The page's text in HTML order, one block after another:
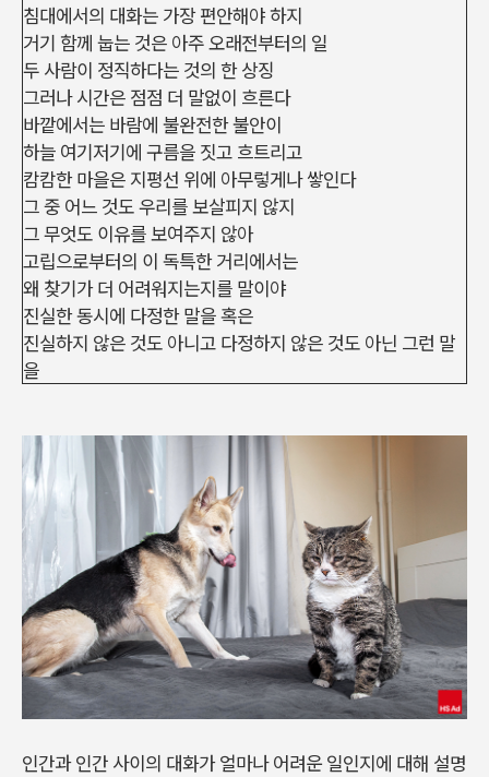
침대에서의 대화는 가장 편안해야 하지
거기 함께 눕는 것은 아주 오래전부터의 일
두 사람이 정직하다는 것의 한 상징
그러나 시간은 점점 더 말없이 흐른다
바깥에서는 바람에 불완전한 불안이
하늘 여기저기에 구름을 짓고 흐트리고
캄캄한 마을은 지평선 위에 아무렇게나 쌓인다
그 중 어느 것도 우리를 보살피지 않지
그 무엇도 이유를 보여주지 않아
고립으로부터의 이 독특한 거리에서는
왜 찾기가 더 어려워지는지를 말이야
진실한 동시에 다정한 말을 혹은
진실하지 않은 것도 아니고 다정하지 않은 것도 아닌 그런 말
을
인간과 인간 사이의 대화가 얼마나 어려운 일인지에 대해 설명